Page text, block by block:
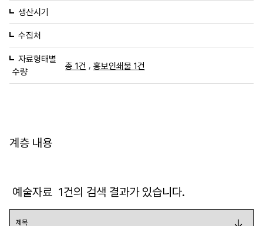
생산시기
수집처
자료형태별
수량
총 1건 , 홍보인쇄물 1건
계층 내용
예술자료 1건의 검색 결과가 있습니다.